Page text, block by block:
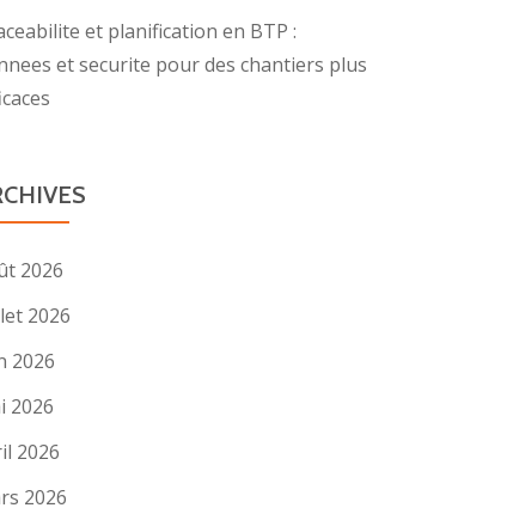
et planification en BTP :
et securite pour des chantiers plus
2026
2026
2026
2026
2026
2026